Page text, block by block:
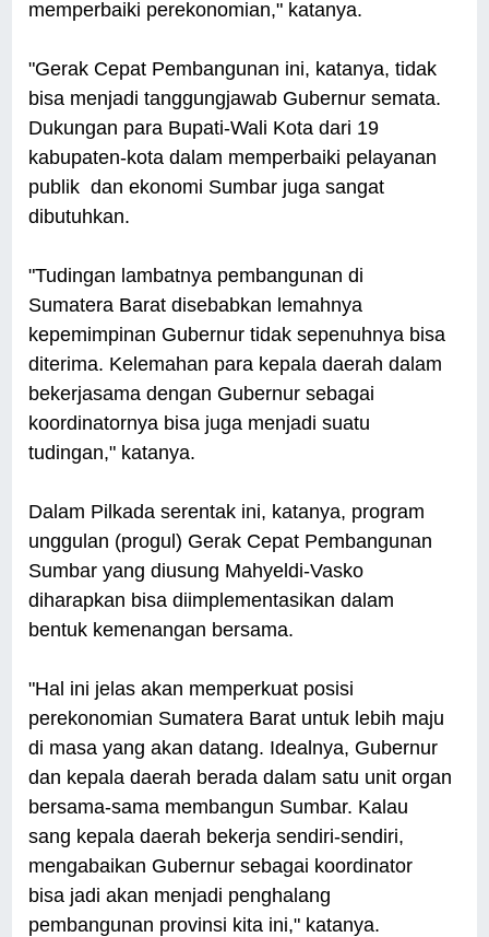
memperbaiki perekonomian," katanya.
"Gerak Cepat Pembangunan ini, katanya, tidak
bisa menjadi tanggungjawab Gubernur semata.
Dukungan para Bupati-Wali Kota dari 19
kabupaten-kota dalam memperbaiki pelayanan
publik dan ekonomi Sumbar juga sangat
dibutuhkan.
"Tudingan lambatnya pembangunan di
Sumatera Barat disebabkan lemahnya
kepemimpinan Gubernur tidak sepenuhnya bisa
diterima. Kelemahan para kepala daerah dalam
bekerjasama dengan Gubernur sebagai
koordinatornya bisa juga menjadi suatu
tudingan," katanya.
Dalam Pilkada serentak ini, katanya, program
unggulan (progul) Gerak Cepat Pembangunan
Sumbar yang diusung Mahyeldi-Vasko
diharapkan bisa diimplementasikan dalam
bentuk kemenangan bersama.
"Hal ini jelas akan memperkuat posisi
perekonomian Sumatera Barat untuk lebih maju
di masa yang akan datang. Idealnya, Gubernur
dan kepala daerah berada dalam satu unit organ
bersama-sama membangun Sumbar. Kalau
sang kepala daerah bekerja sendiri-sendiri,
mengabaikan Gubernur sebagai koordinator
bisa jadi akan menjadi penghalang
pembangunan provinsi kita ini," katanya.